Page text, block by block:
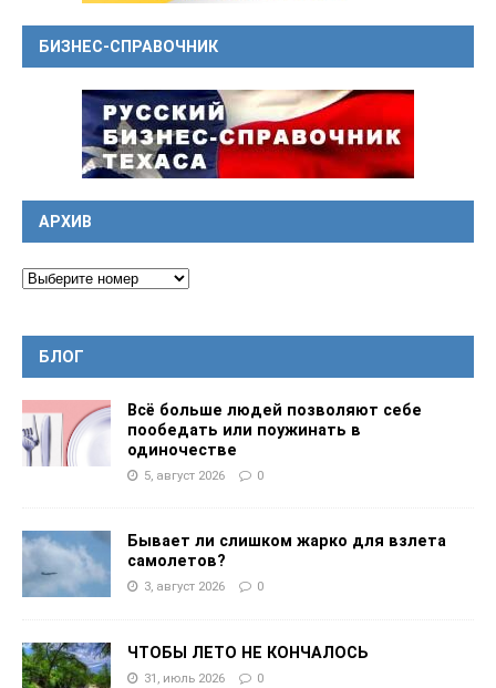
БИЗНЕС-СПРАВОЧНИК
АРХИВ
БЛОГ
Всё больше людей позволяют себе
пообедать или поужинать в
одиночестве
5, август 2026 0
Бывает ли слишком жарко для взлета
самолетов?
3, август 2026 0
ЧТОБЫ ЛЕТО НЕ КОНЧАЛОСЬ
31, июль 2026 0